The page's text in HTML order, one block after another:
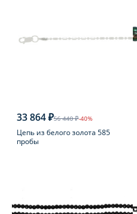
33 864 ₽56 440 ₽-40%
Цепь из белого золота 585
пробы